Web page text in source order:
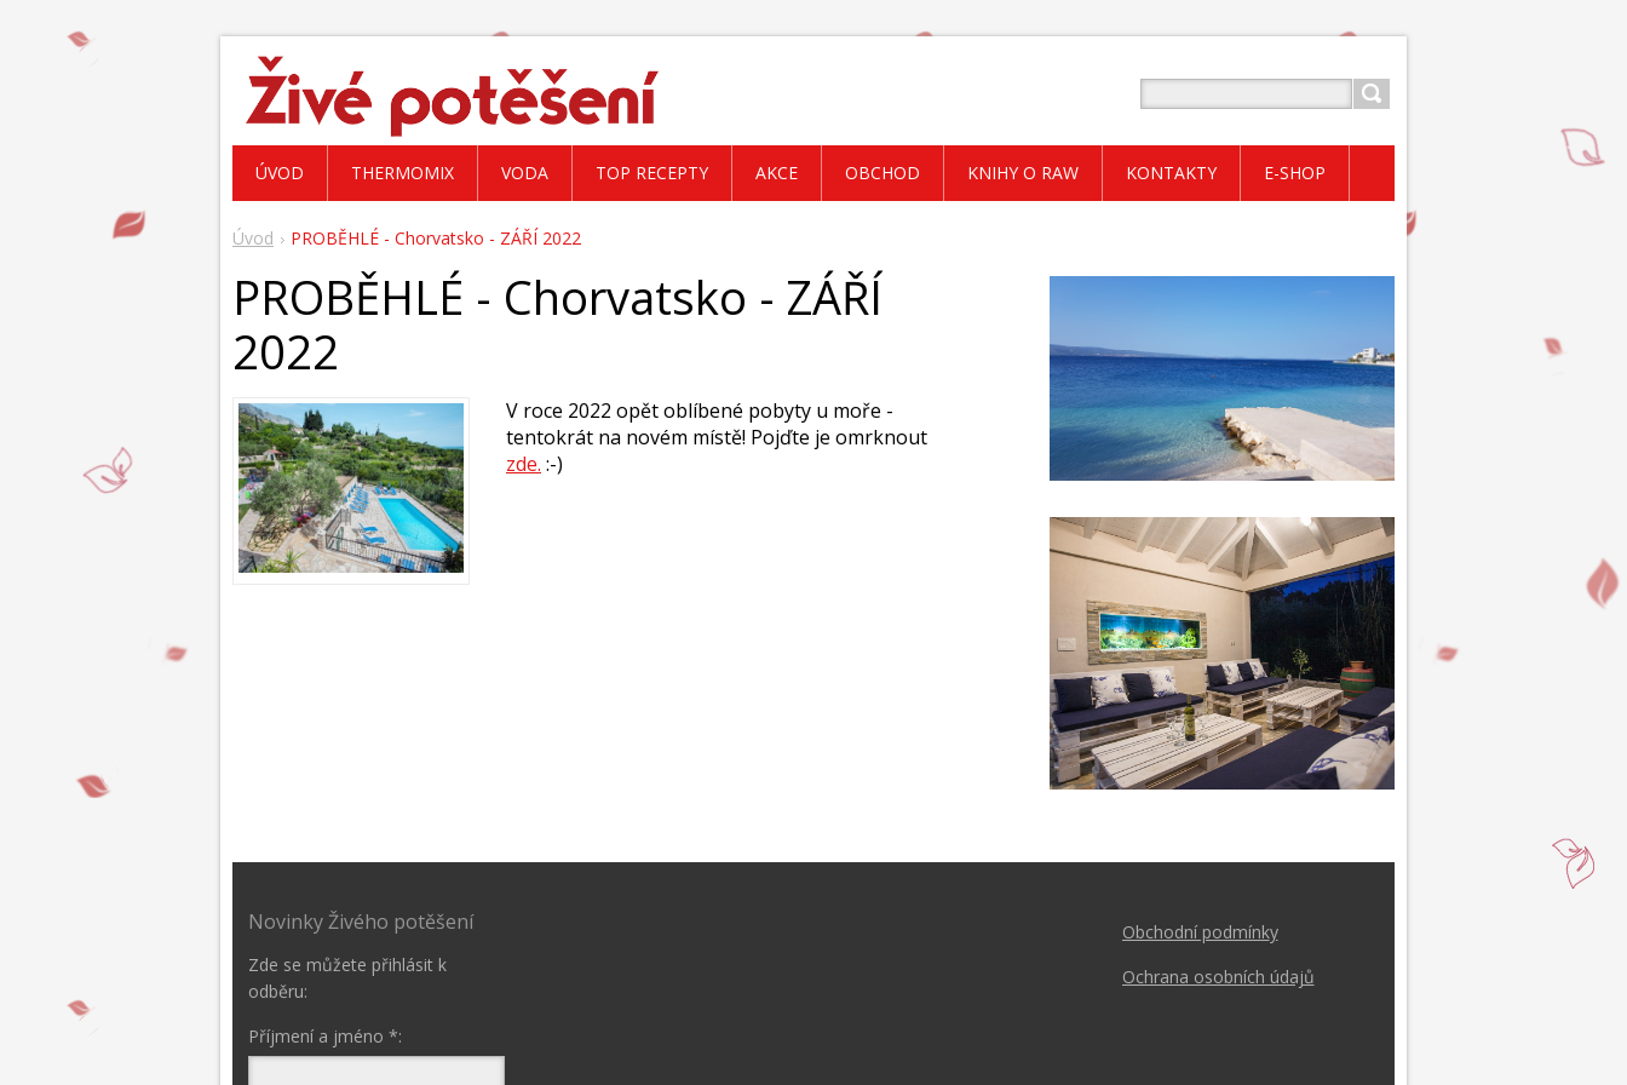
Úvod PROBĚHLÉ - Chorvatsko - ZÁŘÍ 2022
PROBĚHLÉ - Chorvatsko - ZÁŘÍ
2022
V roce 2022 opět oblíbené pobyty u moře -
tentokrát na novém místě! Pojďte je omrknout
zde. :-)
ÚVOD THERMOMIX VODA TOP RECEPTY AKCE OBCHOD KNIHY O RAW KONTAKTY E-SHOP
Novinky Živého potěšení
Zde se můžete přihlásit k
odběru:
Příjmení a jméno *:
Obchodní podmínky
Ochrana osobních údajů